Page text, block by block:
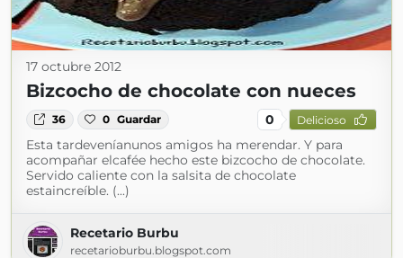
17 octubre 2012
Bizcocho de chocolate con nueces
36 0 Guardar 0 Delicioso
Esta tardeveníanunos amigos ha merendar. Y para
acompañar elcafée hecho este bizcocho de chocolate.
Servido caliente con la salsita de chocolate
estaincreíble. (...)
Recetario Burbu
recetarioburbu.blogspot.com